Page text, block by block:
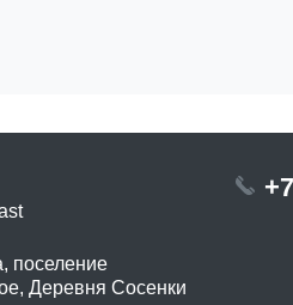
поселение
Деревня Сосенки